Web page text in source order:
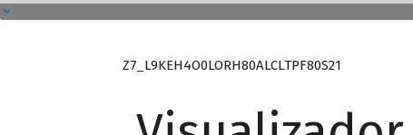
Z7_L9KEH4O0LORH80ALCLTPF80S21